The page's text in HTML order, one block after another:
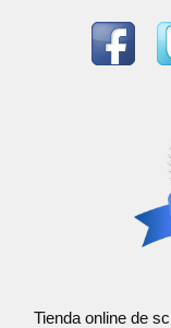
Tienda online de